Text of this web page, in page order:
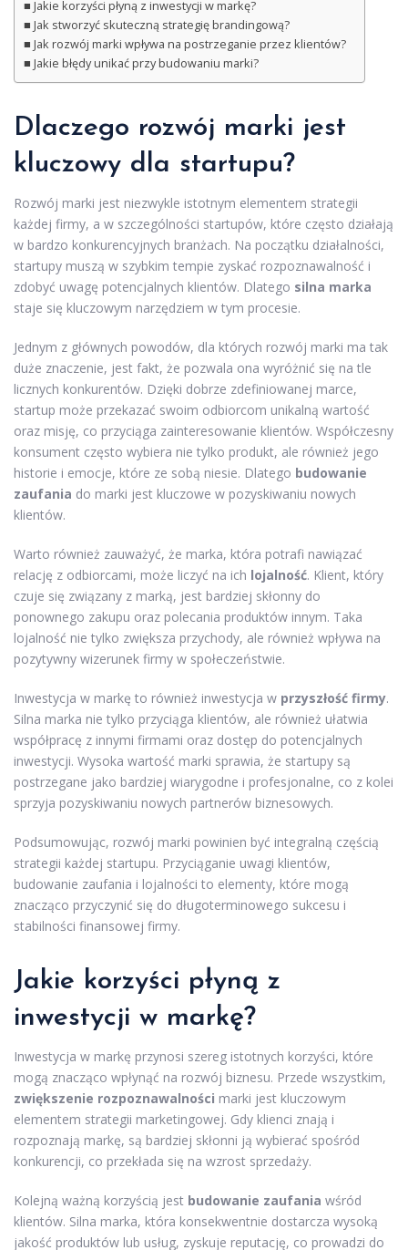
Jakie korzyści płyną z inwestycji w markę?
Jak stworzyć skuteczną strategię brandingową?
Jak rozwój marki wpływa na postrzeganie przez klientów?
Jakie błędy unikać przy budowaniu marki?
Dlaczego rozwój marki jest
kluczowy dla startupu?
Rozwój marki jest niezwykle istotnym elementem strategii
każdej firmy, a w szczególności startupów, które często działają
w bardzo konkurencyjnych branżach. Na początku działalności,
startupy muszą w szybkim tempie zyskać rozpoznawalność i
zdobyć uwagę potencjalnych klientów. Dlatego silna marka
staje się kluczowym narzędziem w tym procesie.
Jednym z głównych powodów, dla których rozwój marki ma tak
duże znaczenie, jest fakt, że pozwala ona wyróżnić się na tle
licznych konkurentów. Dzięki dobrze zdefiniowanej marce,
startup może przekazać swoim odbiorcom unikalną wartość
oraz misję, co przyciąga zainteresowanie klientów. Współczesny
konsument często wybiera nie tylko produkt, ale również jego
historie i emocje, które ze sobą niesie. Dlatego budowanie
zaufania do marki jest kluczowe w pozyskiwaniu nowych
klientów.
Warto również zauważyć, że marka, która potrafi nawiązać
relację z odbiorcami, może liczyć na ich lojalność. Klient, który
czuje się związany z marką, jest bardziej skłonny do
ponownego zakupu oraz polecania produktów innym. Taka
lojalność nie tylko zwiększa przychody, ale również wpływa na
pozytywny wizerunek firmy w społeczeństwie.
Inwestycja w markę to również inwestycja w przyszłość firmy.
Silna marka nie tylko przyciąga klientów, ale również ułatwia
współpracę z innymi firmami oraz dostęp do potencjalnych
inwestycji. Wysoka wartość marki sprawia, że startupy są
postrzegane jako bardziej wiarygodne i profesjonalne, co z kolei
sprzyja pozyskiwaniu nowych partnerów biznesowych.
Podsumowując, rozwój marki powinien być integralną częścią
strategii każdej startupu. Przyciąganie uwagi klientów,
budowanie zaufania i lojalności to elementy, które mogą
znacząco przyczynić się do długoterminowego sukcesu i
stabilności finansowej firmy.
Jakie korzyści płyną z
inwestycji w markę?
Inwestycja w markę przynosi szereg istotnych korzyści, które
mogą znacząco wpłynąć na rozwój biznesu. Przede wszystkim,
zwiększenie rozpoznawalności marki jest kluczowym
elementem strategii marketingowej. Gdy klienci znają i
rozpoznają markę, są bardziej skłonni ją wybierać spośród
konkurencji, co przekłada się na wzrost sprzedaży.
Kolejną ważną korzyścią jest budowanie zaufania wśród
klientów. Silna marka, która konsekwentnie dostarcza wysoką
jakość produktów lub usług, zyskuje reputację, co prowadzi do